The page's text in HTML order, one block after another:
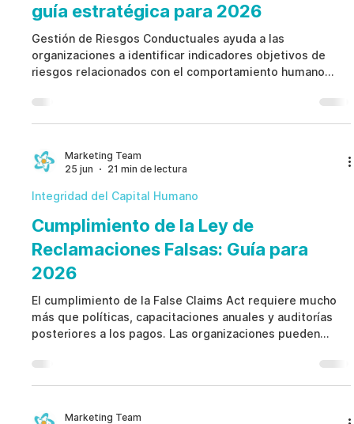
guía estratégica para 2026
Gestión de Riesgos Conductuales ayuda a las
organizaciones a identificar indicadores objetivos de
riesgos relacionados con el comportamiento humano
incumplimientos normativos o fallas operativas. En lugar
de depender únicamente de investigaciones reactivas,
gobernanza mediante la detección temprana, flujos de
trabajo estructurados, supervisión ética y decisiones
Marketing Team
25 jun
21 min de lectura
Integridad del Capital Humano
Cumplimiento de la Ley de
Reclamaciones Falsas: Guía para
2026
El cumplimiento de la False Claims Act requiere mucho
más que políticas, capacitaciones anuales y auditorías
posteriores a los pagos. Las organizaciones pueden
tempranos de riesgo, fortaleciendo los controles
internos, mejorando las investigaciones y fomentando la
falsas. Una estrategia preventiva fortalece la
Marketing Team